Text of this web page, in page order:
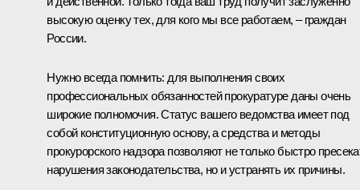
высокую оценку тех, для кого мы все работаем, – граждан
России.
Нужно всегда помнить: для выполнения своих
профессиональных обязанностей прокуратуре даны очень
широкие полномочия. Статус вашего ведомства имеет под
собой конституционную основу, а средства и методы
прокурорского надзора позволяют не только быстро
нарушения законодательства, но и устранять их причины.